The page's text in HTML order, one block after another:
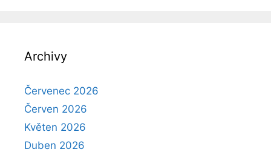
Archivy
Červenec 2026
Červen 2026
Květen 2026
Duben 2026